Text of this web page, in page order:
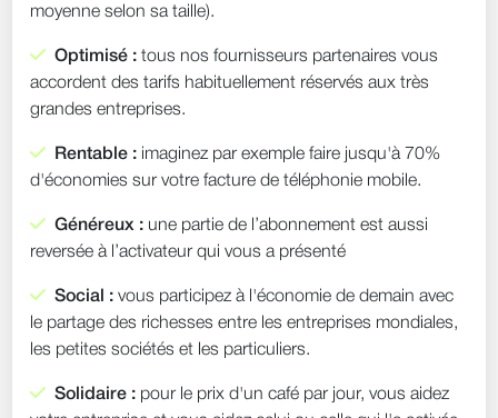
moyenne selon sa taille).
Optimisé : tous nos fournisseurs partenaires vous
accordent des tarifs habituellement réservés aux très
grandes entreprises.
Rentable : imaginez par exemple faire jusqu'à 70%
d'économies sur votre facture de téléphonie mobile.
Généreux : une partie de l’abonnement est aussi
reversée à l’activateur qui vous a présenté
Social : vous participez à l'économie de demain avec
le partage des richesses entre les entreprises mondiales,
les petites sociétés et les particuliers.
Solidaire : pour le prix d'un café par jour, vous aidez